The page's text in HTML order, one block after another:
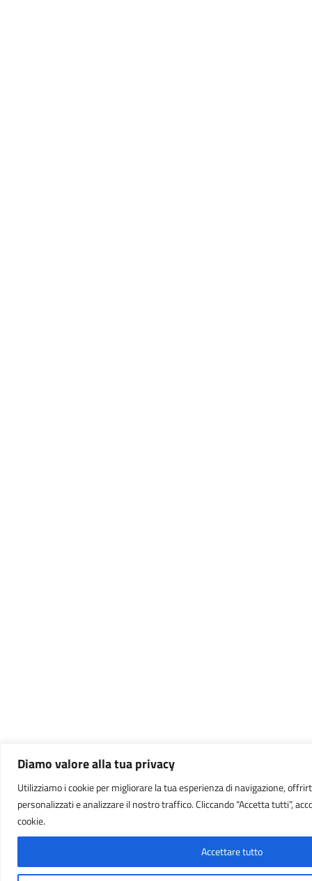
Diamo valore alla tua privacy
Utilizziamo i cookie per migliorare la tua esperienza di navigazione,
personalizzati e analizzare il nostro traffico. Cliccando “Accetta tutti”,
cookie.
Accettare tutto